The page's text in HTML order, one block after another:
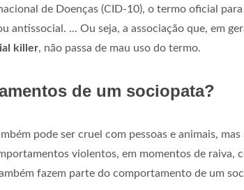
de Doenças (CID-10), o termo oficial
antissocial. ... Ou seja, a associação que, em
killer, não passa de mau uso do termo.
de um sociopata?
pode ser cruel com pessoas e animais,
violentos, em momentos de raiva,
fazem parte do comportamento de um